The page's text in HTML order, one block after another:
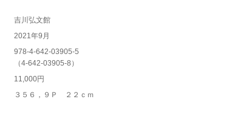
吉川弘文館
2021年9月
978-4-642-03905-5
（4-642-03905-8 ）
11,000円
３５６，９Ｐ ２２ｃｍ